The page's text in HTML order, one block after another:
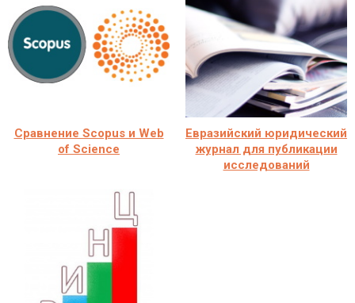
Сравнение Scopus и Web
of Science
Евразийский юридический
журнал для публикации
исследований